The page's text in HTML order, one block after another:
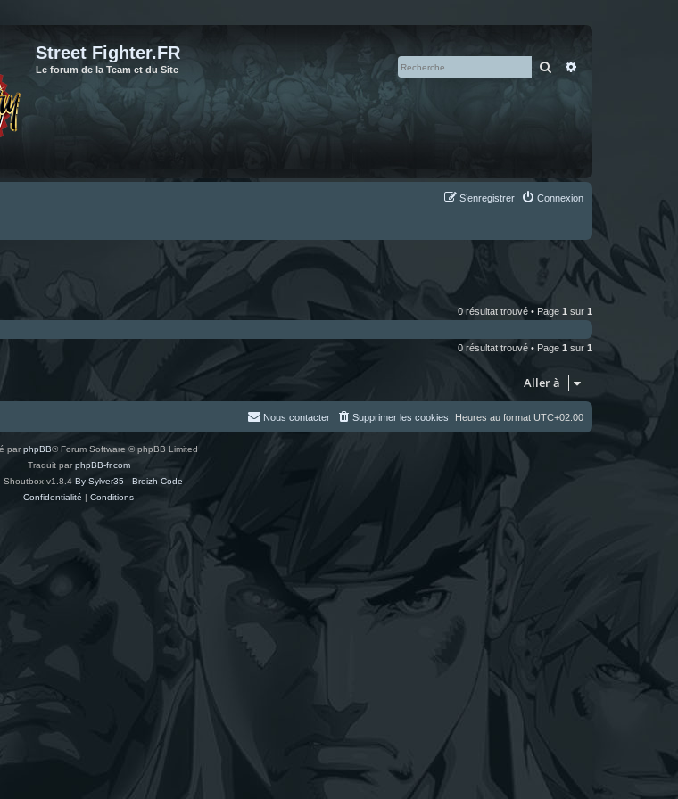
Street Fighter.FR
Le forum de la Team et du Site Rechercher
Connexion
S’enregistrer
0 résultat trouvé • Page 1 sur 1
0 résultat trouvé • Page 1 sur 1
Aller à
Heures au format UTC+02:00
Supprimer les cookies
Nous contacter
parphpBB® Forum Software © phpBB Limited
Traduit parphpBB-fr.com
Shoutbox v1.8.4 By Sylver35 - Breizh Code
Confidentialité | Conditions